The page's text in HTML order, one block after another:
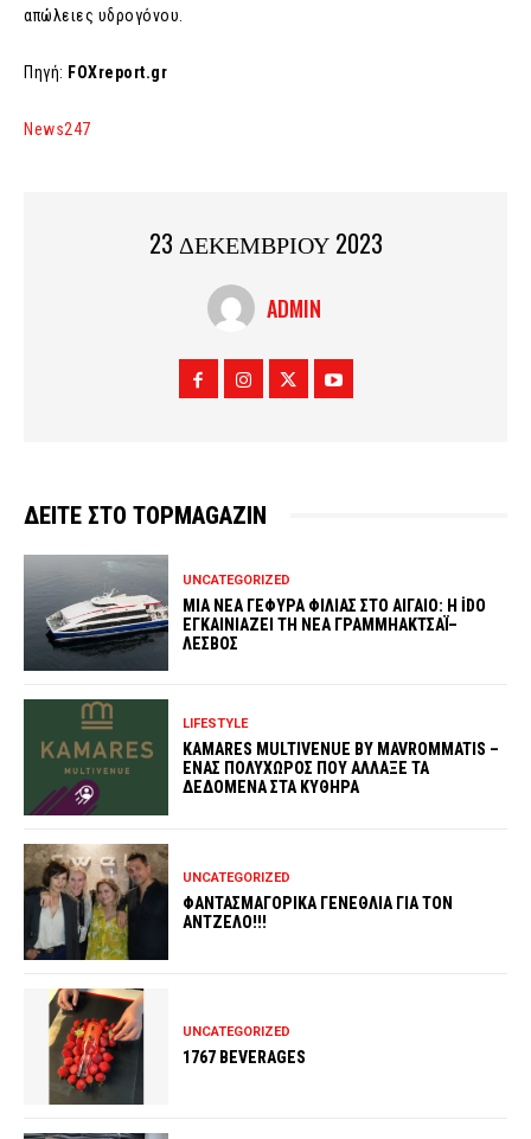
απώλειες υδρογόνου.
Πηγή: FOXreport.gr
News247
23 ΔΕΚΕΜΒΡΙΟΥ 2023
ADMIN
ΔΕΙΤΕ ΣΤΟ TOPMAGAZIN
UNCATEGORIZED
ΜΙΑ ΝΕΑ ΓΕΦΥΡΑ ΦΙΛΙΑΣ ΣΤΟ ΑΙΓΑΙΟ: Η İDO
ΕΓΚΑΙΝΙΑΖΕΙ ΤΗ ΝΕΑ ΓΡΑΜΜΗΑΚΤΣΑΪ–
ΛΕΣΒΟΣ
LIFESTYLE
KAMARES MULTIVENUE BY MAVROMMATIS –
ΕΝΑΣ ΠΟΛΥΧΩΡΟΣ ΠΟΥ ΑΛΛΑΞΕ ΤΑ
ΔΕΔΟΜΕΝΑ ΣΤΑ ΚΥΘΗΡΑ
UNCATEGORIZED
ΦΑΝΤΑΣΜΑΓΟΡΙΚΑ ΓΕΝΕΘΛΙΑ ΓΙΑ ΤΟΝ
ΑΝΤΖΕΛΟ!!!
UNCATEGORIZED
1767 BEVERAGES